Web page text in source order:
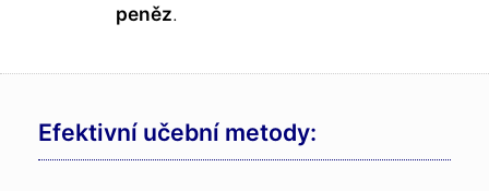
peněz.
Efektivní učební metody: